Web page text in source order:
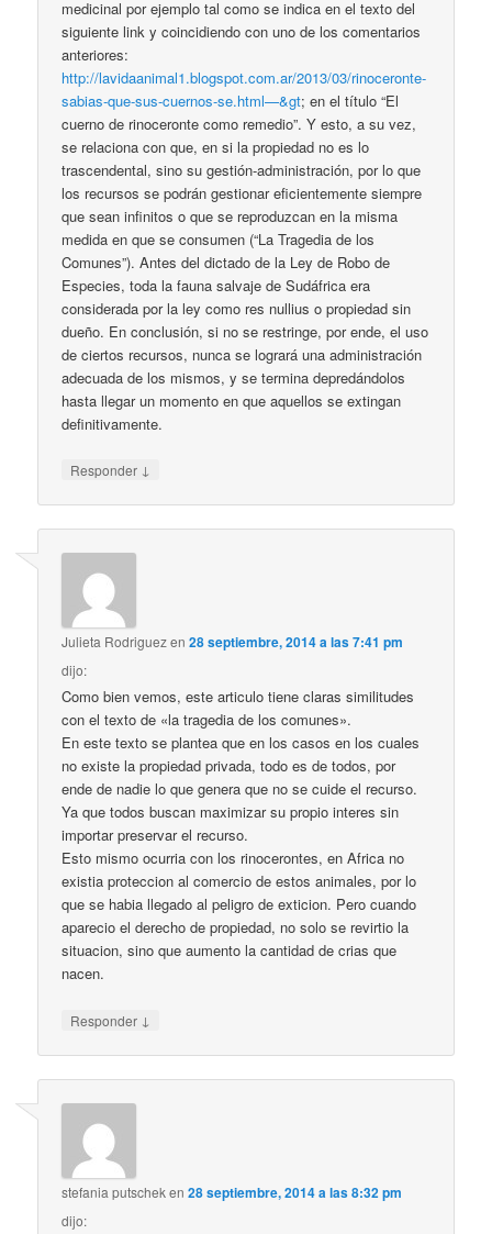
medicinal por ejemplo tal como se indica en el texto del
siguiente link y coincidiendo con uno de los comentarios
anteriores:
http://lavidaanimal1.blogspot.com.ar/2013/03/rinoceronte-
sabias-que-sus-cuernos-se.html—&gt; en el título “El
cuerno de rinoceronte como remedio”. Y esto, a su vez,
se relaciona con que, en si la propiedad no es lo
trascendental, sino su gestión-administración, por lo que
los recursos se podrán gestionar eficientemente siempre
que sean infinitos o que se reproduzcan en la misma
medida en que se consumen (“La Tragedia de los
Comunes”). Antes del dictado de la Ley de Robo de
Especies, toda la fauna salvaje de Sudáfrica era
considerada por la ley como res nullius o propiedad sin
dueño. En conclusión, si no se restringe, por ende, el uso
de ciertos recursos, nunca se logrará una administración
adecuada de los mismos, y se termina depredándolos
hasta llegar un momento en que aquellos se extingan
definitivamente.
Responder ↓
Julieta Rodriguezen28 septiembre, 2014 a las 7:41 pm
dijo:
Como bien vemos, este articulo tiene claras similitudes
con el texto de «la tragedia de los comunes».
En este texto se plantea que en los casos en los cuales
no existe la propiedad privada, todo es de todos, por
ende de nadie lo que genera que no se cuide el recurso.
Ya que todos buscan maximizar su propio interes sin
importar preservar el recurso.
Esto mismo ocurria con los rinocerontes, en Africa no
existia proteccion al comercio de estos animales, por lo
que se habia llegado al peligro de exticion. Pero cuando
aparecio el derecho de propiedad, no solo se revirtio la
situacion, sino que aumento la cantidad de crias que
nacen.
Responder ↓
stefania putscheken28 septiembre, 2014 a las 8:32 pm
dijo: